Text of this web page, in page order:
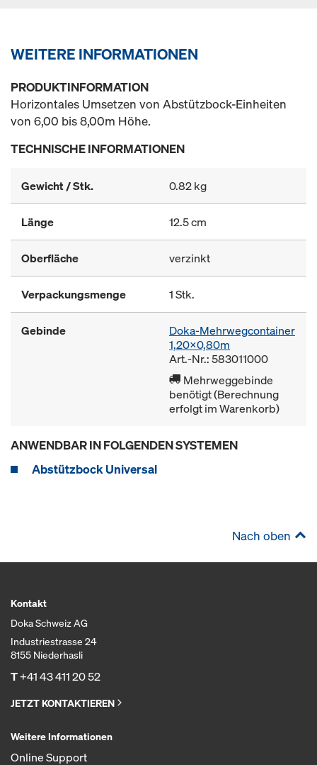
WEITERE INFORMATIONEN
PRODUKTINFORMATION
Horizontales Umsetzen von Abstützbock-Einheiten
von 6,00 bis 8,00m Höhe.
TECHNISCHE INFORMATIONEN
Gewicht / Stk. 0.82 kg
Länge 12.5 cm
Oberfläche verzinkt
Verpackungsmenge 1 Stk.
Gebinde
Doka-Mehrwegcontainer
1,20x0,80m
Art.-Nr.: 583011000
Mehrweggebinde
benötigt (Berechnung
erfolgt im Warenkorb)
ANWENDBAR IN FOLGENDEN SYSTEMEN
Abstützbock Universal
Nach oben
Kontakt
Doka Schweiz AG
Industriestrasse 24
8155 Niederhasli
T+41 43 411 20 52
JETZT KONTAKTIEREN
Weitere Informationen
Online Support